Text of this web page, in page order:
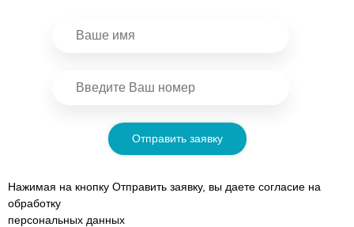
Отправить заявку
Нажимая на кнопку Отправить заявку, вы даете согласие на
обработку
персональных данных